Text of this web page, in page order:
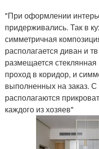
"При оформлении
придерживались. Так в
симметричная
располагается диван и
размещается
проход в коридор, и
выполненных на заказ. С
располагаются
каждого из хозяев"